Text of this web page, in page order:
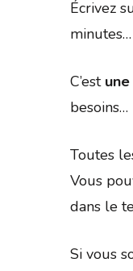
Écrivez
C’est
besoins…
Toutes
Vous
dans le
Si vous